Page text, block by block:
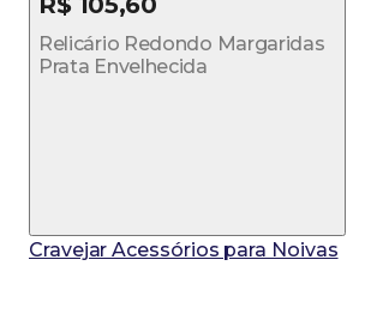
Relicário Redondo Margaridas
Prata Envelhecida
Cravejar Acessórios para Noivas